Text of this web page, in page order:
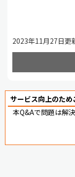
2023年11月27日更
サービス向上のた
本Q&Aで問題は解